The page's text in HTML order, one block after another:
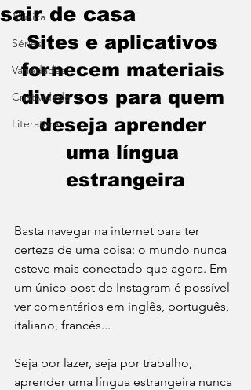
Música
Séries
Variedades
Criatividade
Literatura
sair de casa
Sites e aplicativos
fornecem materiais
diversos para quem
deseja aprender
uma língua
estrangeira
Basta navegar na internet para ter
certeza de uma coisa: o mundo nunca
esteve mais conectado que agora. Em
um único post de Instagram é possível
ver comentários em inglês, português,
italiano, francês...
Seja por lazer, seja por trabalho,
aprender uma língua estrangeira nunca